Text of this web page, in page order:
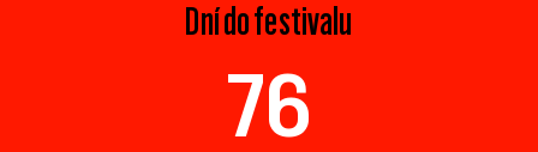
Dní do festivalu
76